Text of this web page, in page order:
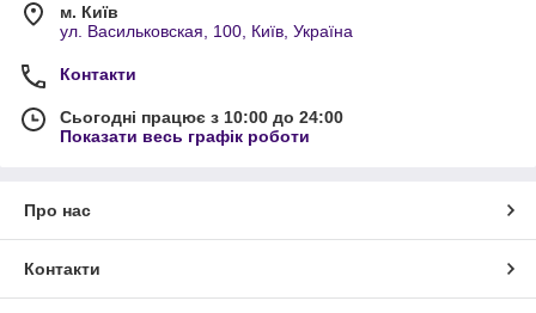
м. Київ
ул. Васильковская, 100, Київ, Україна
Контакти
Сьогодні працює з 10:00 до 24:00
Показати весь графік роботи
Про нас
Контакти